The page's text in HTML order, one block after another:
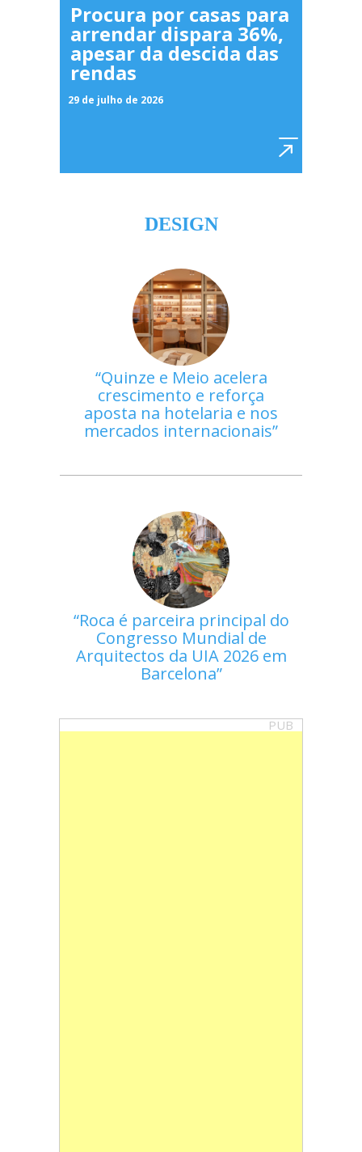
Procura por casas para
arrendar dispara 36%,
apesar da descida das
rendas
29 de julho de 2026
DESIGN
Quinze e Meio acelera
crescimento e reforça
aposta na hotelaria e nos
mercados internacionais
Roca é parceira principal do
Congresso Mundial de
Arquitectos da UIA 2026 em
Barcelona
PUB